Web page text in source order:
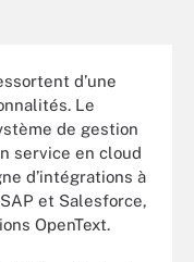
d’une
Le
de gestion
service en cloud
d’intégrations à
et Salesforce,
OpenText.